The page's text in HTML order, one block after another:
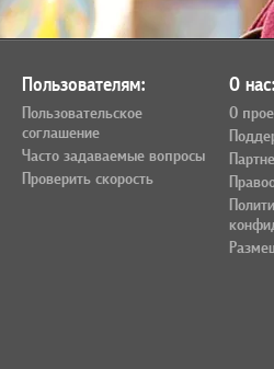
Пользователям:
Пользовательское
соглашение
Часто задаваемые вопросы
Проверить скорость
О
О